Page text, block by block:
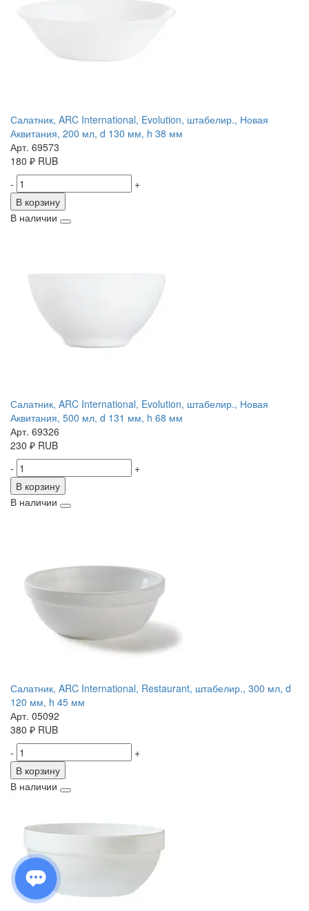
Салатник, ARC International, Evolution, штабелир., Новая
Аквитания, 200 мл, d 130 мм, h 38 мм
Арт. 69573
180 ₽ RUB
-
+
В корзину
В наличии
Салатник, ARC International, Evolution, штабелир., Новая
Аквитания, 500 мл, d 131 мм, h 68 мм
Арт. 69326
230 ₽ RUB
-
+
В корзину
В наличии
Салатник, ARC International, Restaurant, штабелир., 300 мл, d
120 мм, h 45 мм
Арт. 05092
380 ₽ RUB
-
+
В корзину
В наличии